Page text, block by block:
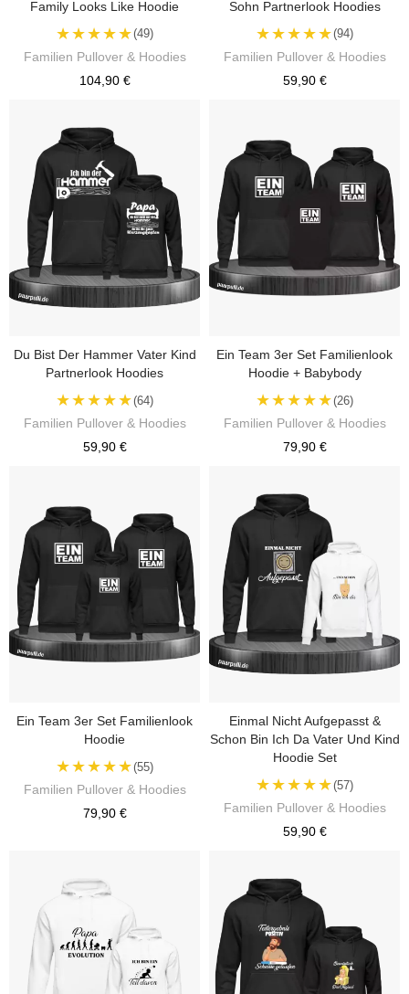
Family Looks Like Hoodie
★★★★★(49)
Familien Pullover & Hoodies
104,90 €
Sohn Partnerlook Hoodies
★★★★★(94)
Familien Pullover & Hoodies
59,90 €
Du Bist Der Hammer Vater Kind
Partnerlook Hoodies
★★★★★(64)
Familien Pullover & Hoodies
59,90 €
Ein Team 3er Set Familienlook
Hoodie + Babybody
★★★★★(26)
Familien Pullover & Hoodies
79,90 €
Ein Team 3er Set Familienlook
Hoodie
★★★★★(55)
Familien Pullover & Hoodies
79,90 €
Einmal Nicht Aufgepasst &
Schon Bin Ich Da Vater Und Kind
Hoodie Set
★★★★★(57)
Familien Pullover & Hoodies
59,90 €